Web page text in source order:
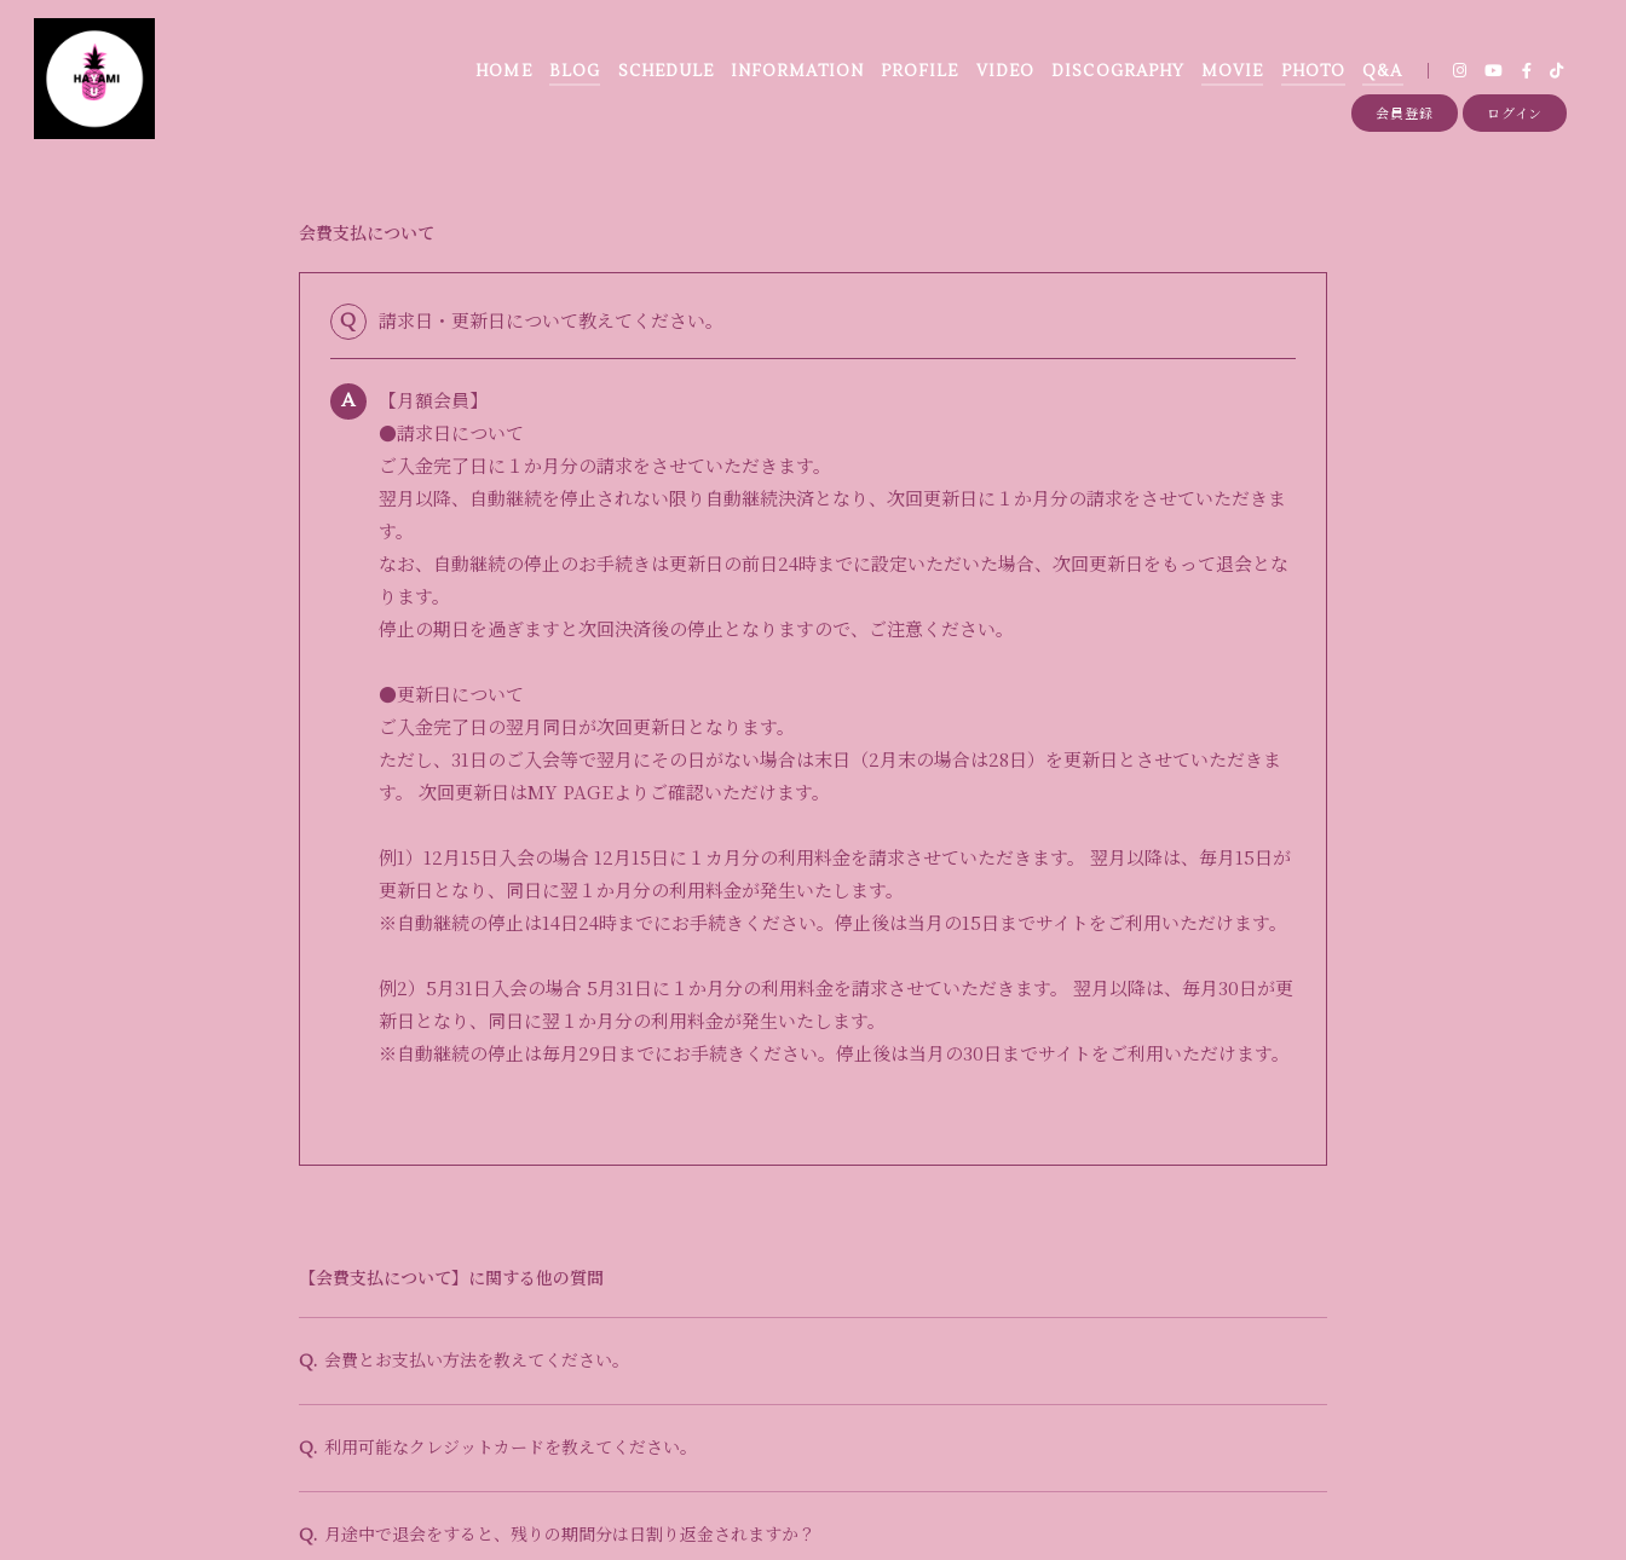
HOME BLOG SCHEDULE INFORMATION PROFILE VIDEO DISCOGRAPHY MOVIE PHOTO Q&A
会員登録 ログイン
会費支払について
Q 請求日・更新日について教えてください。
A
【月額会員】
●請求日について
ご入金完了日に１か月分の請求をさせていただきます。
翌月以降、自動継続を停止されない限り自動継続決済となり、次回更新日に１か月分の請求をさせていただきま
す。
なお、自動継続の停止のお手続きは更新日の前日24時までに設定いただいた場合、次回更新日をもって退会とな
ります。
停止の期日を過ぎますと次回決済後の停止となりますので、ご注意ください。
●更新日について
ご入金完了日の翌月同日が次回更新日となります。
ただし、31日のご入会等で翌月にその日がない場合は末日（2月末の場合は28日）を更新日とさせていただきま
す。 次回更新日はMY PAGEよりご確認いただけます。
例1）12月15日入会の場合 12月15日に１カ月分の利用料金を請求させていただきます。 翌月以降は、毎月15日が
更新日となり、同日に翌１か月分の利用料金が発生いたします。
※自動継続の停止は14日24時までにお手続きください。停止後は当月の15日までサイトをご利用いただけます。
例2）5月31日入会の場合 5月31日に１か月分の利用料金を請求させていただきます。 翌月以降は、毎月30日が更
新日となり、同日に翌１か月分の利用料金が発生いたします。
※自動継続の停止は毎月29日までにお手続きください。停止後は当月の30日までサイトをご利用いただけます。
【会費支払について】に関する他の質問
Q. 会費とお支払い方法を教えてください。
Q. 利用可能なクレジットカードを教えてください。
Q. 月途中で退会をすると、残りの期間分は日割り返金されますか？